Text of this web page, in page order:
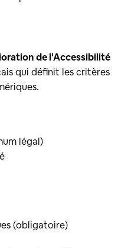
de l'Accessibilité
qui définit les critères
légal)
(obligatoire)